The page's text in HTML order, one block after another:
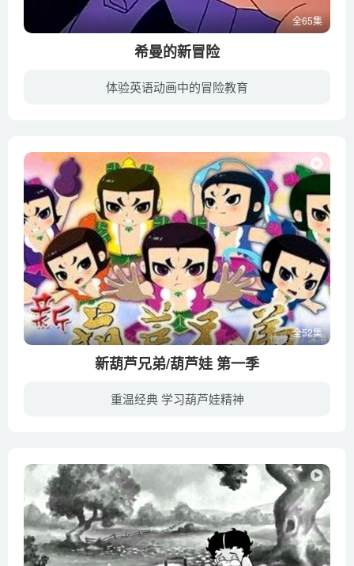
全65集
希曼的新冒险
体验英语动画中的冒险教育
全52集
新葫芦兄弟/葫芦娃 第一季
重温经典 学习葫芦娃精神